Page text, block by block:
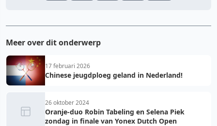
Meer over dit onderwerp
17 februari 2026
Chinese jeugdploeg geland in Nederland!
26 oktober 2024
Oranje-duo Robin Tabeling en Selena Piek
zondag in finale van Yonex Dutch Open